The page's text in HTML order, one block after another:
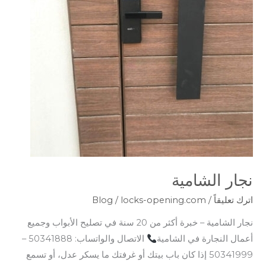
نجار الشامية
اترك تعليقاً /
Blog / locks-opening.com
نجار الشامية – خبرة أكثر من 20 سنة في تصليح الأبواب وجميع
أعمال النجارة في الشامية
الاتصال والواتساب: 50341888 –
50341999 إذا كان باب بيتك أو غرفتك ما يسكر عدل، أو تسمع